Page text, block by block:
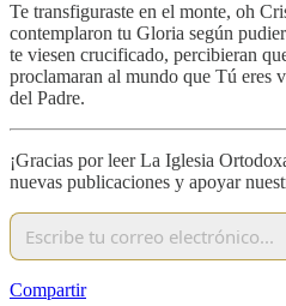
Te transfiguraste en el monte, oh
contemplaron tu Gloria según
te viesen crucificado, percibieran
proclamaran al mundo que Tú eres
del Padre.
¡Gracias por leer La Iglesia
nuevas publicaciones y apoyar
Compartir